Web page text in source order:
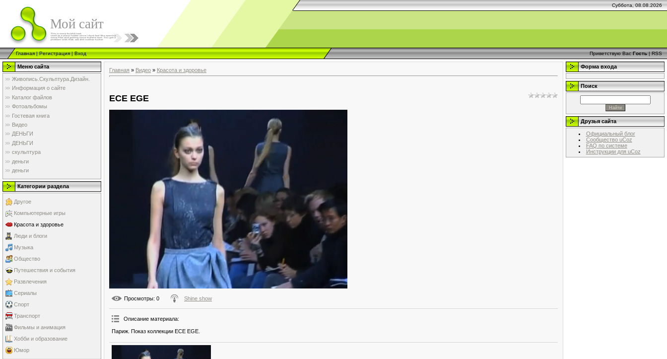
Суббота, 08.08.2026
Мой сайт
Главная|Регистрация|Вход Приветствую Вас Гость|RSS
Меню сайта
Живопись.Скульптура.Дизайн.
Информация о сайте
Каталог файлов
Фотоальбомы
Гостевая книга
Видео
ДЕНЬГИ
ДЕНЬГИ
скульптура
деньги
деньги
Категории раздела
Другое
Компьютерные игры
Красота и здоровье
Люди и блоги
Музыка
Общество
Путешествия и события
Развлечения
Сериалы
Спорт
Транспорт
Фильмы и анимация
Хобби и образование
Юмор
Главная » Видео » Красота и здоровье
ECE EGE
Просмотры: 0 Shine show
Описание материала:
Париж. Показ коллекции ECE EGE.
Форма входа
Поиск
Друзья сайта
Официальный блог
Сообщество uCoz
FAQ по системе
Инструкции для uCoz